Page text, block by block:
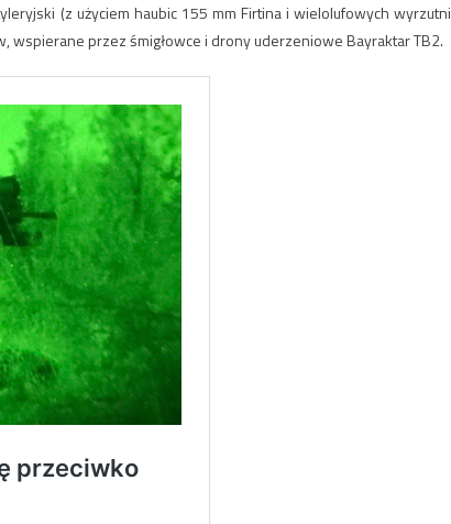
(z użyciem haubic 155 mm Firtina i wielolufowych wyrzutni
przez śmigłowce i drony uderzeniowe Bayraktar TB2.